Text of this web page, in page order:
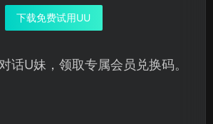
下载免费试用UU
话U妹，领取专属会员兑换码。